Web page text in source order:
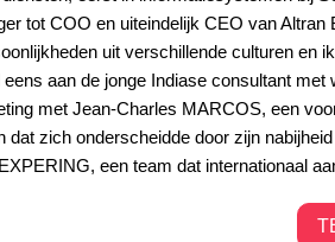
tot COO en uiteindelijk CEO van
uit verschillende culturen en
aan de jonge Indiase consultant
met Jean-Charles MARCOS, een
zich onderscheidde door zijn
een team dat internationaal